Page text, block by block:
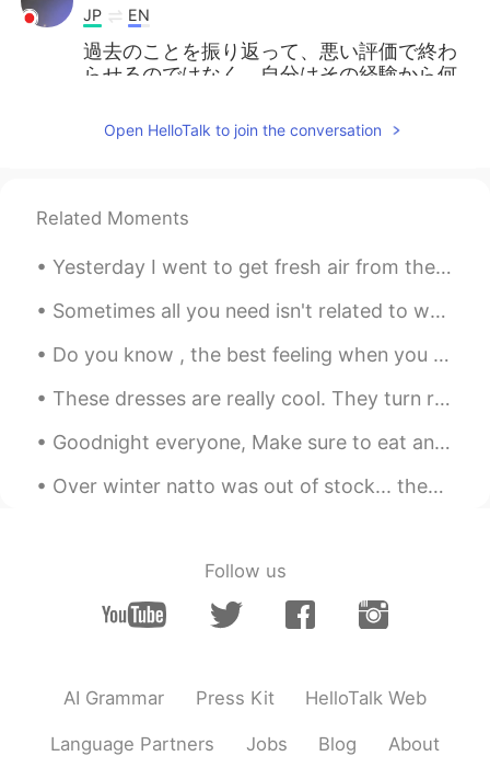
JP EN
過去のことを振り返って、悪い評価で終わ
らせるのではなく、自分はその経験から何
ないなら自分をどう変えたらいいかを考え
るいい時間だと思います。Good luck🍀
JP FR
と、脳内物質のバランスが良くなって、ポ
ジティブになるよ😊✨
hana123 2020.09.08 06:14
JP
私も自己評価、下がる人です😢つらいよ
ね。
kaori 2020.09.08 06:12
か、をあれこれ考える方が楽しくなるよ！
Open HelloTalk to join the conversation
Related Moments
Yesterday I went to get fresh air from the window and to relax a bit....緑茶🍵 It blew in a spider!!...
Sometimes all you need isn't related to what you want to see. It's related to being aware of wh...
Do you know , the best feeling when you wake up earlier than usual and hear the sound of the rain...
These dresses are really cool. They turn rainbow when light reflects off them. Ces robes sont v...
Goodnight everyone, Make sure to eat and drink plenty. Hope you all have a good day!! If you are ...
Over winter natto was out of stock... then finally I could buy it!! 😭🙏💖✨ Then 2 weeks ago after w...
Follow us
AI Grammar Press Kit HelloTalk Web
Language Partners Jobs Blog About